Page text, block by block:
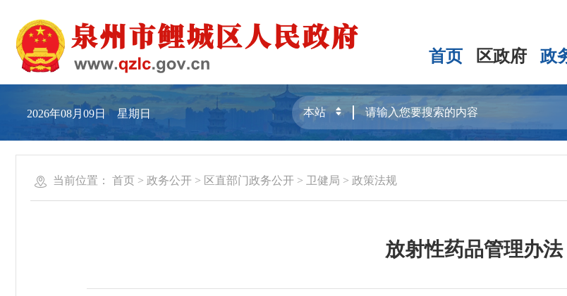
首页 区政府 政
2026年08月09日 星期日
当前位置： 首页 > 政务公开 > 区直部门政务公开 > 卫健局 > 政策法规
放射性药品管理办法